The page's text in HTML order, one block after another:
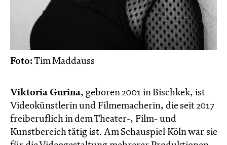
Foto:Tim Maddauss
Viktoria Gurina, geboren 2001 in Bischkek, ist
Videokünstlerin und Filmemacherin, die seit 2017
freiberuflich in dem Theater-, Film- und
Kunstbereich tätig ist. Am Schauspiel Köln war sie